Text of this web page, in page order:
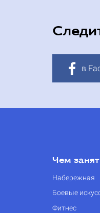
в
Чем
Набережная
Боевые
Фитнес